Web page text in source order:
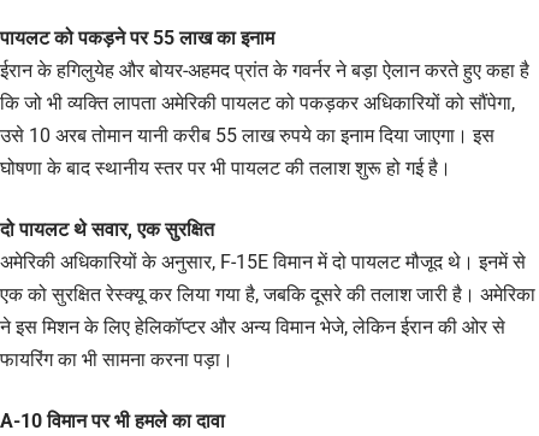
पायलट को पकड़ने पर 55 लाख का इनाम
ईरान के हगिलुयेह और बोयर-अहमद प्रांत के गवर्नर ने बड़ा ऐलान करते हुए कहा है
कि जो भी व्यक्ति लापता अमेरिकी पायलट को पकड़कर अधिकारियों को सौंपेगा,
उसे 10 अरब तोमान यानी करीब 55 लाख रुपये का इनाम दिया जाएगा। इस
घोषणा के बाद स्थानीय स्तर पर भी पायलट की तलाश शुरू हो गई है।
दो पायलट थे सवार, एक सुरक्षित
अमेरिकी अधिकारियों के अनुसार, F-15E विमान में दो पायलट मौजूद थे। इनमें से
एक को सुरक्षित रेस्क्यू कर लिया गया है, जबकि दूसरे की तलाश जारी है। अमेरिका
ने इस मिशन के लिए हेलिकॉप्टर और अन्य विमान भेजे, लेकिन ईरान की ओर से
फायरिंग का भी सामना करना पड़ा।
A-10 विमान पर भी हमले का दावा